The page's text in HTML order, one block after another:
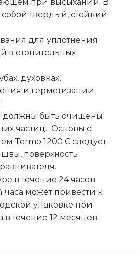
твердый, стойкий
для уплотнения
в отопительных
духовках,
и герметизации
должны быть очищены
частиц. Основы с
Termo 1200 С следует
поверхность
в течение 24 часов.
может привести к
упаковке при
в течение 12 месяцев.